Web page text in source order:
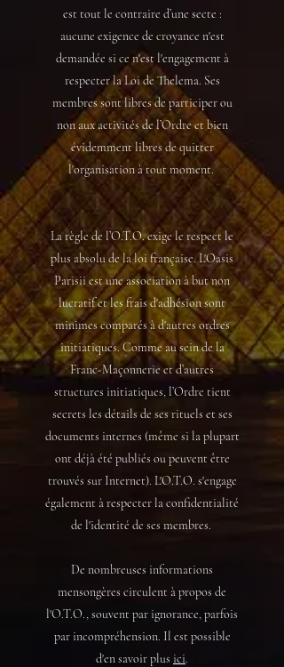
est tout le contraire d’une secte :
aucune exigence de croyance n'est
demandée si ce n'est l'engagement à
respecter la Loi de Thelema. Ses
membres sont libres de participer ou
non aux activités de l’Ordre et bien
évidemment libres de quitter
l'organisation à tout moment.
La règle de l’O.T.O. exige le respect le
plus absolu de la loi française. L'Oasis
Parisii est une association à but non
lucratif et les frais d'adhésion sont
minimes comparés à d'autres ordres
initiatiques. Comme au sein de la
Franc-Maçonnerie et d’autres
structures initiatiques, l’Ordre tient
secrets les détails de ses rituels et ses
documents internes (même si la plupart
ont déjà été publiés ou peuvent être
trouvés sur Internet). L'O.T.O. s'engage
également à respecter la confidentialité
de l'identité de ses membres.
De nombreuses informations
mensongères circulent à propos de
l'O.T.O., souvent par ignorance, parfois
par incompréhension. Il est possible
d'en savoir plus ici.